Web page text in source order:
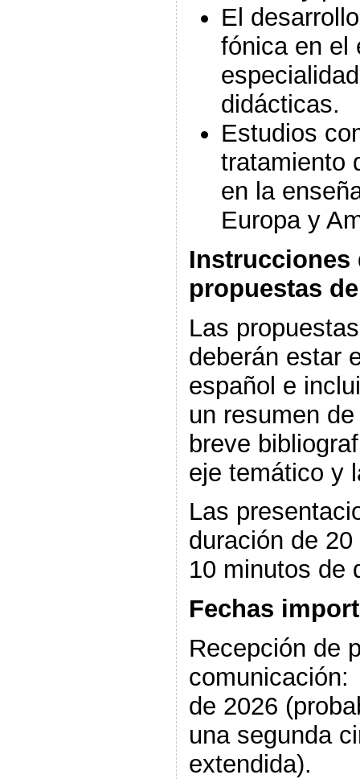
El
fónica en el
didácticas.
Estudios
tratamiento
en la
Europa y
Instrucciones
propuestas
Las
deberán estar
español e
un resumen
breve
eje temático y
Las
duración de
10 minutos de
Fechas
Recepción de
de 2026
una segunda
extendida).